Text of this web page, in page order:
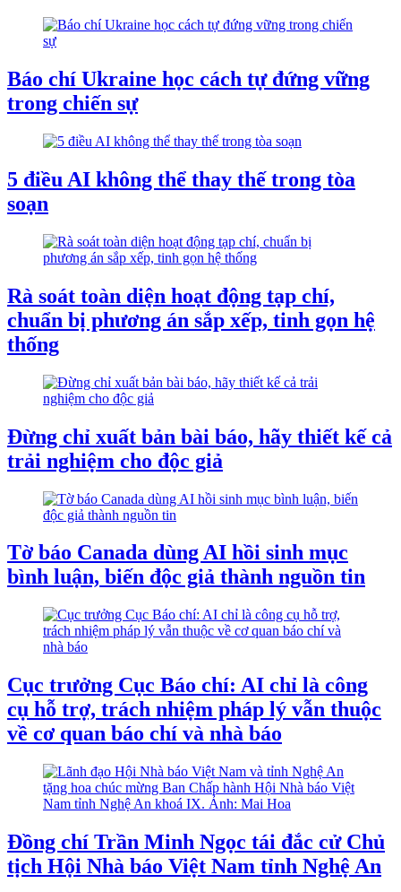
Báo chí Ukraine học cách tự đứng vững
trong chiến sự
5 điều AI không thể thay thế trong tòa
soạn
Rà soát toàn diện hoạt động tạp chí,
chuẩn bị phương án sắp xếp, tinh gọn hệ
thống
Đừng chỉ xuất bản bài báo, hãy thiết kế cả
trải nghiệm cho độc giả
Tờ báo Canada dùng AI hồi sinh mục
bình luận, biến độc giả thành nguồn tin
Cục trưởng Cục Báo chí: AI chỉ là công
cụ hỗ trợ, trách nhiệm pháp lý vẫn thuộc
về cơ quan báo chí và nhà báo
Đồng chí Trần Minh Ngọc tái đắc cử Chủ
tịch Hội Nhà báo Việt Nam tỉnh Nghệ An